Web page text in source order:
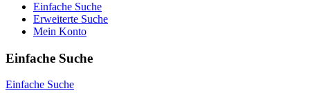
Einfache Suche
Erweiterte Suche
Mein Konto
Einfache Suche
Einfache Suche